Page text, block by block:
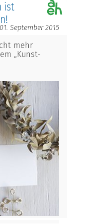
ist
01. September 2015
mehr
„Kunst-